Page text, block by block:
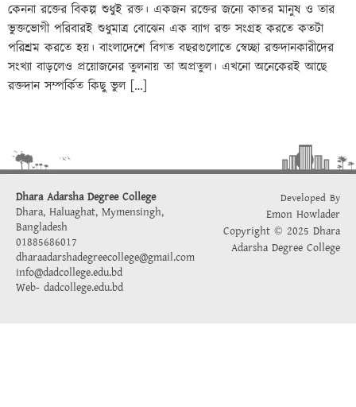
কেননা রক্তের বিকল্প শুধুই রক্ত। একজন রক্তের জন্যে কাতর মানুষ ও তার
ভুক্তভোগী পরিবারই শুধুমাত্র বোঝেন এক ব্যাগ রক্ত সংগ্রহ করতে কতটা
পরিশ্রম করতে হয়। বাংলাদেশে বিগত বছরগুলোতে স্বেচ্ছা রক্তদানকারীদের
সংখ্যা বাড়লেও প্রয়োজনের তুলনায় তা অপ্রতুল। এখনো অনেকেরই আছে
রক্তদান সম্পর্কিত কিছু ভুল […]
Dhara Adarsha Degree College
Dhara, Haluaghat, Mymensingh,
Bangladesh
01885686017
dharaadarshadegreecollege@gmail.com
info@dadcollege.edu.bd
Web- dadcollege.edu.bd
Developed By
Emon Howlader
Copyright © 2025 Dhara
Adarsha Degree College